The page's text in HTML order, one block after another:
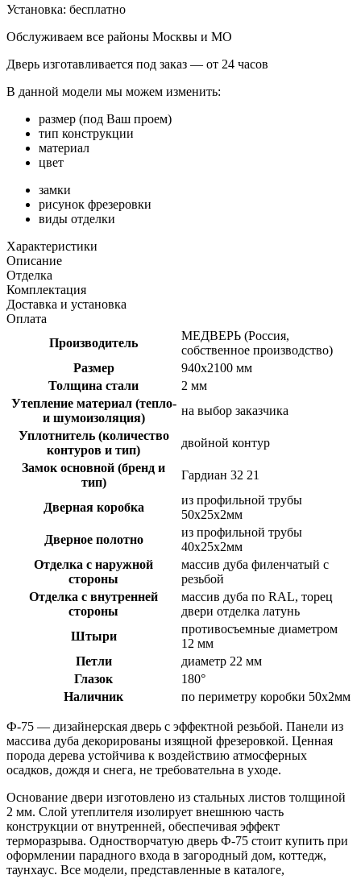
Установка: бесплатно
Обслуживаем все районы Москвы и МО
Дверь изготавливается под заказ — от 24 часов
В данной модели мы можем изменить:
размер (под Ваш проем)
тип конструкции
материал
цвет
замки
рисунок фрезеровки
виды отделки
Характеристики
Описание
Отделка
Комплектация
Доставка и установка
Оплата
Производитель
МЕДВЕРЬ (Россия,
собственное производство)
Размер
940х2100 мм
Толщина стали
2 мм
Утепление материал (тепло-
и шумоизоляция)
на выбор заказчика
Уплотнитель (количество
контуров и тип)
двойной контур
Замок основной (бренд и
тип)
Гардиан 32 21
Дверная коробка
из профильной трубы
50х25х2мм
Дверное полотно
из профильной трубы
40х25х2мм
Отделка с наружной
стороны
массив дуба филенчатый с
резьбой
Отделка с внутренней
стороны
массив дуба по RAL, торец
двери отделка латунь
Штыри
противосъемные диаметром
12 мм
Петли
диаметр 22 мм
Глазок
180°
Наличник
по периметру коробки 50х2мм
Ф-75 — дизайнерская дверь с эффектной резьбой. Панели из
массива дуба декорированы изящной фрезеровкой. Ценная
порода дерева устойчива к воздействию атмосферных
осадков, дождя и снега, не требовательна в уходе.
Основание двери изготовлено из стальных листов толщиной
2 мм. Слой утеплителя изолирует внешнюю часть
конструкции от внутренней, обеспечивая эффект
терморазрыва. Одностворчатую дверь Ф-75 стоит купить при
оформлении парадного входа в загородный дом, коттедж,
таунхаус. Все модели, представленные в каталоге,